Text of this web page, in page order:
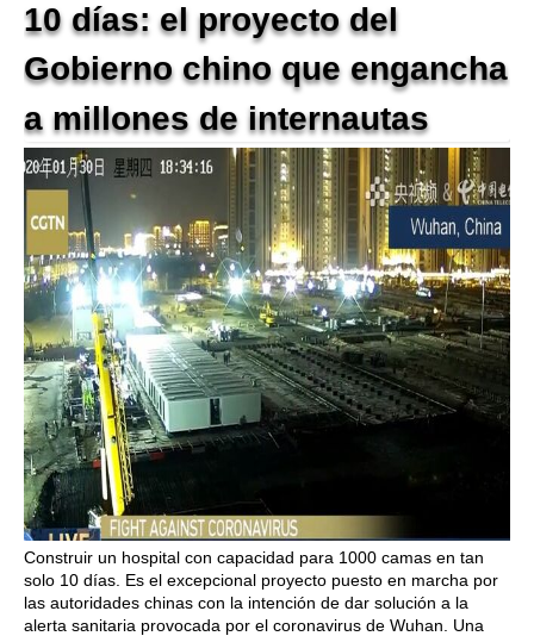
10 días: el proyecto del
Gobierno chino que engancha
a millones de internautas
Construir un hospital con capacidad para 1000 camas en tan
solo 10 días. Es el excepcional proyecto puesto en marcha por
las autoridades chinas con la intención de dar solución a la
alerta sanitaria provocada por el coronavirus de Wuhan. Una